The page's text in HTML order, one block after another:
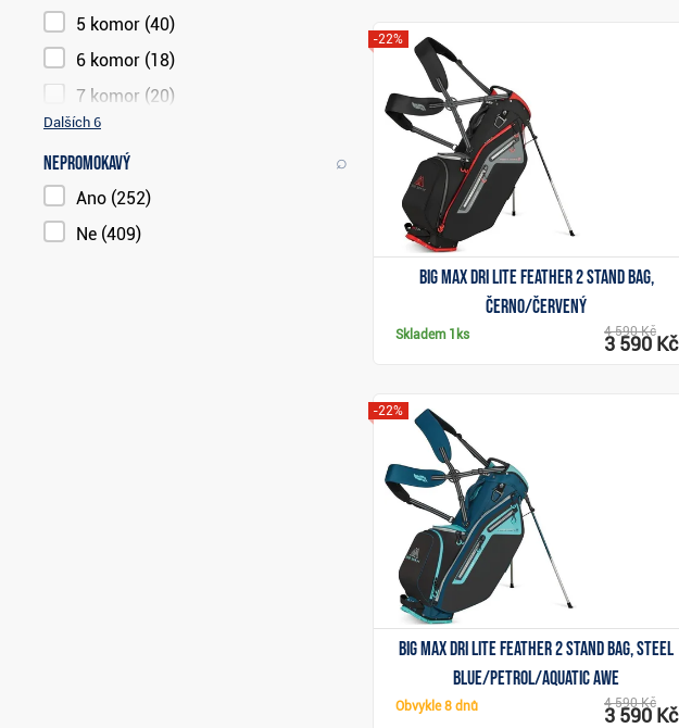
Big Max Dri Lite Feather 2 stand bag,
černo/červený
-22%
Skladem 1ks 4 590 Kč
3 590 Kč
Big Max Dri Lite Feather 2 stand bag, steel
blue/petrol/aquatic awe
-22%
Obvykle8 dnů 4 590 Kč
3 590 Kč
5 komor (40)
6 komor (18)
7 komor (20)
Dalších 6
Nepromokavý ⌕
Ano (252)
Ne (409)